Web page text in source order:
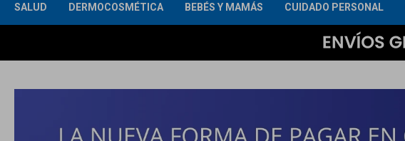
SALUD DERMOCOSMÉTICA BEBÉS Y MAMÁS CUIDADO PERSONAL